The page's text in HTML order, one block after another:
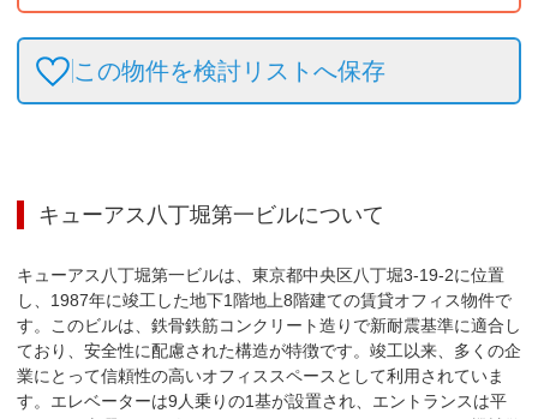
この物件を検討リストへ保存
キューアス八丁堀第一ビルについて
キューアス八丁堀第一ビルは、東京都中央区八丁堀3-19-2に位置
し、1987年に竣工した地下1階地上8階建ての賃貸オフィス物件で
す。このビルは、鉄骨鉄筋コンクリート造りで新耐震基準に適合し
ており、安全性に配慮された構造が特徴です。竣工以来、多くの企
業にとって信頼性の高いオフィススペースとして利用されていま
す。エレベーターは9人乗りの1基が設置され、エントランスは平